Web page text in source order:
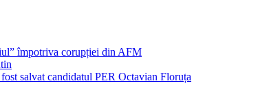
împotriva corupției din AFM
salvat candidatul PER Octavian Floruța